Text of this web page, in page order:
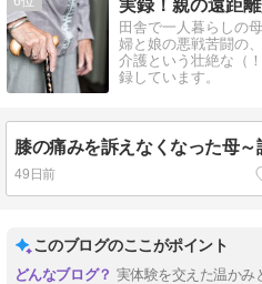
実録！親の遠距
田舎で一人暮らしの
婦と娘の悪戦苦闘の
介護という壮絶な（
録しています。
49日前
このブログのここがポイント
実体験を交えた温かみ